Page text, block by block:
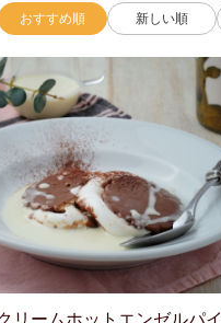
おすすめ順 新しい順
リームホットエンゼルパイ